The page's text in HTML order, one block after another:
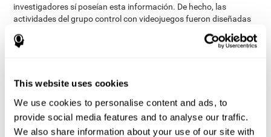
This website uses cookies
We use cookies to personalise content and ads, to
provide social media features and to analyse our traffic.
We also share information about your use of our site with
investigadores sí poseían esta información. De hecho, las
actividades del grupo control con videojuegos fueron diseñadas
cognitivo. La duración de las sesiones, el aspecto de las
Procedimiento
En primer lugar, se empleó el TONI-3 (del inglés, Test of Non-
verbal Intelligence, tercera edición) para evaluar elnivel global
de inteligencia de cada uno de los participantes.